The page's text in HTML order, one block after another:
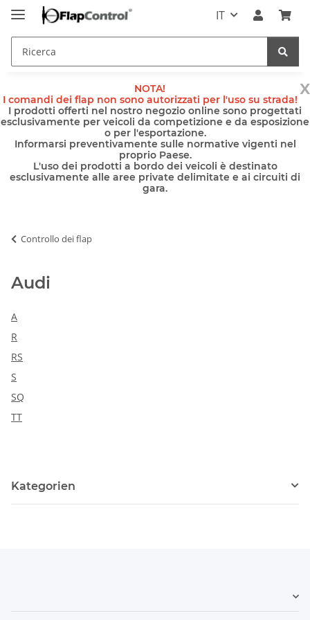
IT
x
NOTA!
I comandi dei flap non sono autorizzati per l'uso su strada!
I prodotti offerti nel nostro negozio online sono progettati
esclusivamente per veicoli da competizione e da esposizione
o per l'esportazione.
Informarsi preventivamente sulle normative vigenti nel
proprio Paese.
L'uso dei prodotti a bordo dei veicoli è destinato
esclusivamente alle aree private delimitate e ai circuiti di
gara.
Controllo dei flap
Audi
A
R
RS
S
SQ
TT
Kategorien